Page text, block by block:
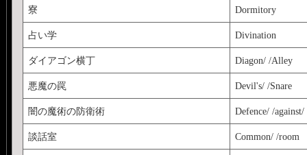
寮 Dormitory
占い学 Divination
ダイアゴン横丁 Diagon/ /Alley
悪魔の罠 Devil's/ /Snare
闇の魔術の防衛術 Defence/ /
談話室 Common/ /room